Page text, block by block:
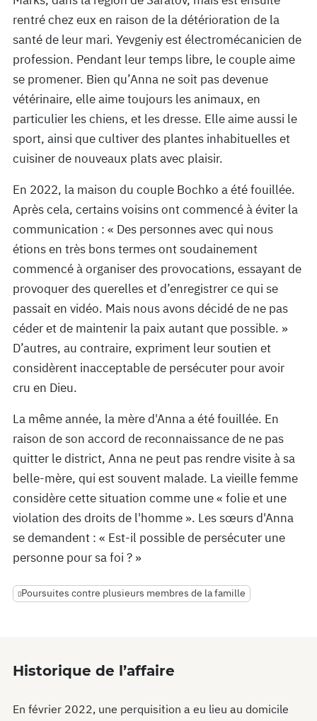
rentré chez eux en raison de la détérioration de la
santé de leur mari. Yevgeniy est électromécanicien de
profession. Pendant leur temps libre, le couple aime
se promener. Bien qu’Anna ne soit pas devenue
vétérinaire, elle aime toujours les animaux, en
particulier les chiens, et les dresse. Elle aime aussi le
sport, ainsi que cultiver des plantes inhabituelles et
cuisiner de nouveaux plats avec plaisir.
En 2022, la maison du couple Bochko a été fouillée.
Après cela, certains voisins ont commencé à éviter la
communication : « Des personnes avec qui nous
étions en très bons termes ont soudainement
commencé à organiser des provocations, essayant de
provoquer des querelles et d’enregistrer ce qui se
passait en vidéo. Mais nous avons décidé de ne pas
céder et de maintenir la paix autant que possible. »
D’autres, au contraire, expriment leur soutien et
considèrent inacceptable de persécuter pour avoir
cru en Dieu.
La même année, la mère d'Anna a été fouillée. En
raison de son accord de reconnaissance de ne pas
quitter le district, Anna ne peut pas rendre visite à sa
belle-mère, qui est souvent malade. La vieille femme
considère cette situation comme une « folie et une
violation des droits de l'homme ». Les sœurs d'Anna
se demandent : « Est-il possible de persécuter une
personne pour sa foi ? »
Poursuites contre plusieurs membres de la famille
Historique de l’affaire
En février 2022, une perquisition a eu lieu au domicile